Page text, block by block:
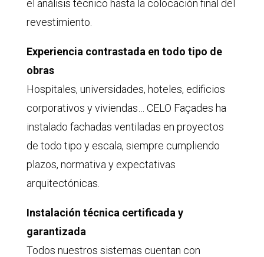
el análisis técnico hasta la colocación final del
revestimiento.
Experiencia contrastada en todo tipo de
obras
Hospitales, universidades, hoteles, edificios
corporativos y viviendas… CELO Façades ha
instalado fachadas ventiladas en proyectos
de todo tipo y escala, siempre cumpliendo
plazos, normativa y expectativas
arquitectónicas.
Instalación técnica certificada y
garantizada
Todos nuestros sistemas cuentan con